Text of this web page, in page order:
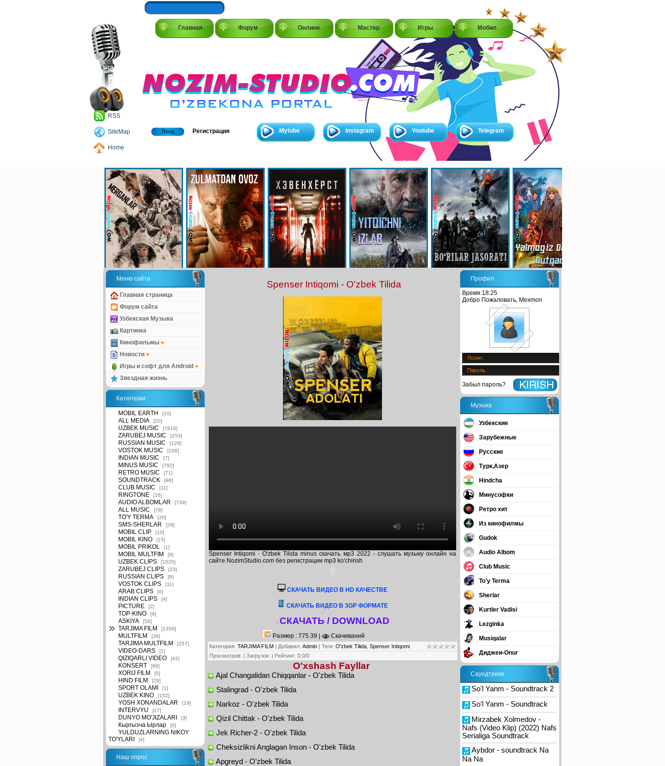
Главная Форум Онлине Мастер Игры Мобил
RSS
SiteMap
Home
Вход Регистрация Mytube Instagram Youtube Telegram
Меню сайта
Главная страница
Форум сайта
Узбекская Музыка
Картинка
Кинофильмы
Новости
Игры и софт для Android
Звездная жизнь
Категории
MOBIL EARTH [10]
ALL MEDIA [20]
UZBEK MUSIC [7816]
ZARUBEJ MUSIC [253]
RUSSIAN MUSIC [128]
VOSTOK MUSIC [108]
INDIAN MUSIC [7]
MINUS MUSIC [792]
RETRO MUSIC [71]
SOUNDTRACK [98]
CLUB MUSIC [11]
RINGTONE [16]
AUDIO ALBOMLAR [739]
ALL MUSIC [78]
TO'Y TERMA [20]
SMS-SHERLAR [29]
MOBIL CLIP [10]
MOBIL KINO [15]
MOBIL PRIKOL [1]
MOBIL MULTFIM [6]
UZBEK CLIPS [1525]
ZARUBEJ CLIPS [23]
RUSSIAN CLIPS [6]
VOSTOK CLIPS [11]
ARAB CLIPS [0]
INDIAN CLIPS [4]
PICTURE [2]
TOP-KINO [8]
ASKIYA [56]
TARJIMA FILM [1350]
MULTFILM [39]
TARJIMA MULTFILM [257]
VIDEO-DARS [1]
QIZIQARLI VIDEO [42]
KONSERT [86]
XORIJ FILM [5]
HIND FILM [29]
SPORT OLAMI [1]
UZBEK KINO [152]
YOSH XONANDALAR [19]
INTERVYU [27]
DUNYO MO'JIZALARI [3]
Кыргызча Ырлар [0]
YULDUZLARNING NIKOY
TO'YLARI
[4]
Наш опрос
Spenser Intiqomi - O'zbek Tilida
Spenser Intiqomi - O'zbek Tilida minus скачать мр3 2022 - слушать музыку онлайн на
сайте NozimStudio.com без регистрации mp3 ko'chirish
CКАЧАТЬ ВИДЕО В HD КАЧЕСТВЕ
СКАЧАТЬ ВИДЕО В 3GP ФОРМАТЕ
· СКАЧАТЬ / DOWNLOAD
Размер : 775.39 | Скачиваний
Категория: TARJIMA FILM | Добавил: Admin | Теги: O'zbek Tilida Spenser Intiqomi
Просмотров: | Загрузок: | Рейтинг: 0.0/0
O'xshash Fayllar
Ajal Changalidan Chiqqanlar - O'zbek Tilida
Stalingrad - O'zbek Tilida
Narkoz - O'zbek Tilida
Qizil Chittak - O'zbek Tilida
Jek Richer-2 - O'zbek Tilida
Cheksizlikni Anglagan Inson - O'zbek Tilida
Apgreyd - O'zbek Tilida
Профил
Время:18:25
Добро Пожаловать, Mexmon
Забыл пароль?
Музыка
Узбекские
Зарубежные
Русские
Турк,Азер
Hindcha
Минусофки
Ретро хит
Из кинофилмы
Gudok
Audio Albom
Club Music
To'y Terma
Sherlar
Kurtler Vadisi
Lezginka
Musiqalar
Диджеи-Onur
Саундтреки
So'l Yanm - Soundtrack 2
So'l Yanm - Soundtrack
Mirzabek Xolmedov -
Nafs (Video Klip) (2022) Nafs
Serialiga Soundtrack
Aybdor - soundtrack Na
Na Na